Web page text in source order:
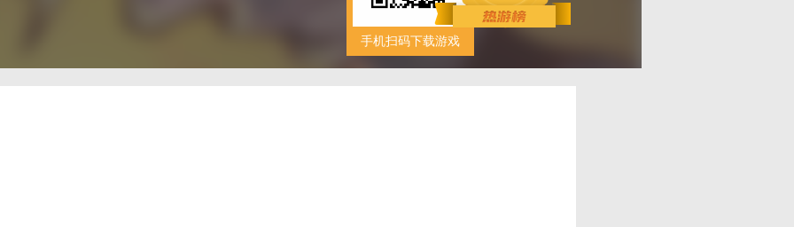
手机扫码下载游戏